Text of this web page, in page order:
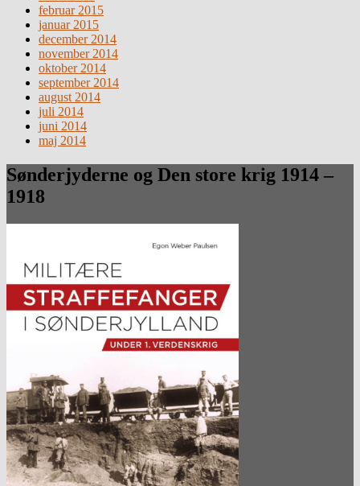
februar 2015
januar 2015
december 2014
november 2014
oktober 2014
september 2014
august 2014
juli 2014
juni 2014
maj 2014
Sønderjyderne og Den store krig 1914 –
1918